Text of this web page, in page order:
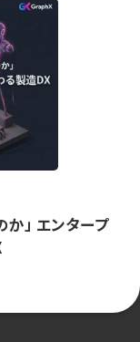
」 エンタープ